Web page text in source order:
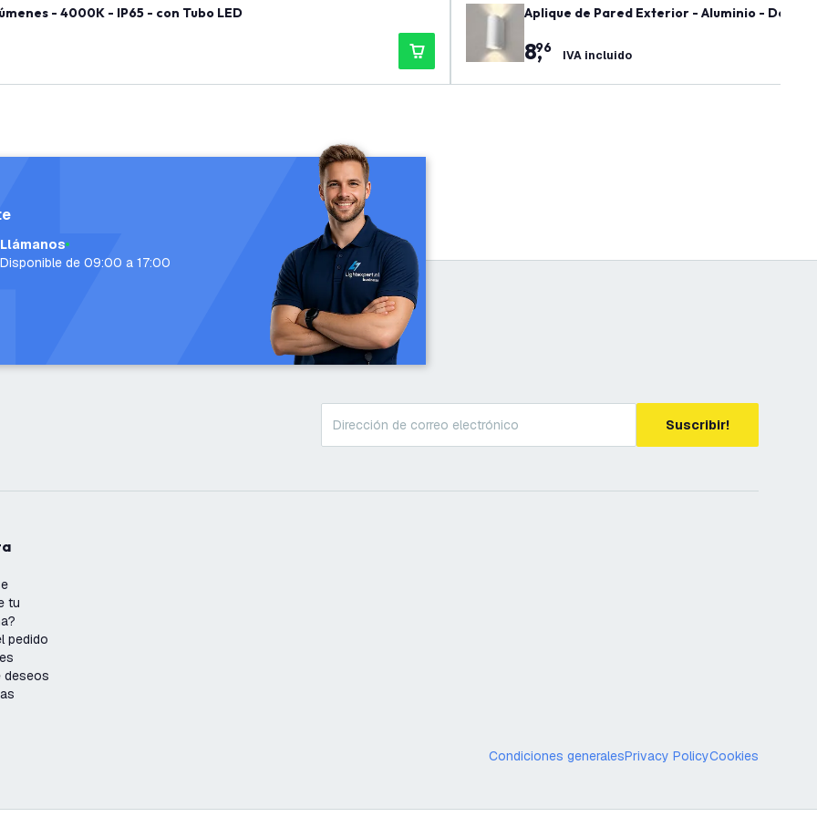
- 4000K - IP65 - con Tubo LED Aplique de Pared Exterior - Aluminio - Doble
8,
96 IVA incluido
Llámanos
Disponible de 09:00 a 17:00
Suscribir!
tu
pedido
deseos
Condiciones generalesPrivacy PolicyCookies